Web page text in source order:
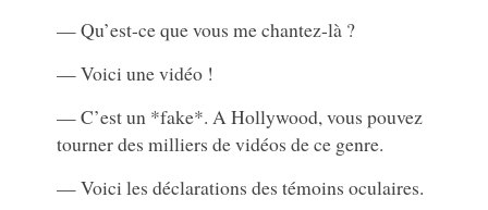
— Qu’est-ce que vous me chantez-là ?
— Voici une vidéo !
— C’est un *fake*. A Hollywood, vous pouvez
tourner des milliers de vidéos de ce genre.
— Voici les déclarations des témoins oculaires.